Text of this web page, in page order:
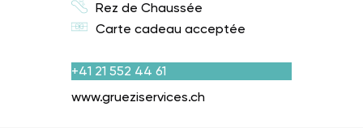
Rez de Chaussée
Carte cadeau acceptée
+41 21 552 44 61
www.grueziservices.ch